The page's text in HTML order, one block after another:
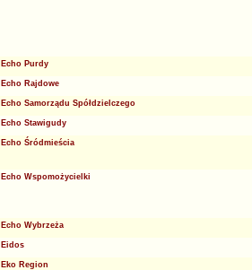
Echo Purdy
Echo Rajdowe
Echo Samorządu Spółdzielczego
Echo Stawigudy
Echo Śródmieścia
Echo Wspomożycielki
Echo Wybrzeża
Eidos
Eko Region